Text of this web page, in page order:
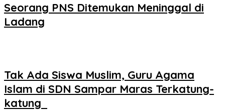
Seorang PNS Ditemukan Meninggal di
Ladang
Tak Ada Siswa Muslim, Guru Agama
Islam di SDN Sampar Maras Terkatung-
katung ‎